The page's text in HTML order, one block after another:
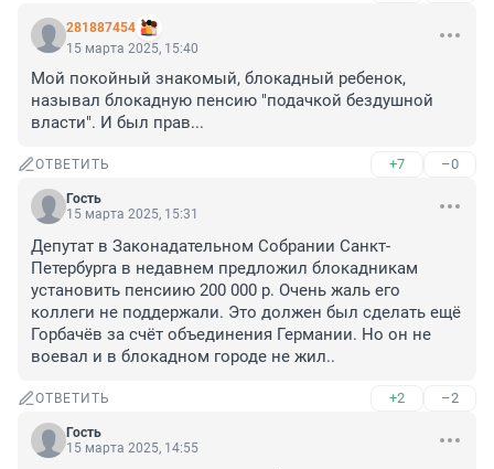
281887454
15 марта 2025, 15:40
Мой покойный знакомый, блокадный ребенок,
называл блокадную пенсию "подачкой бездушной
власти". И был прав...
ОТВЕТИТЬ +7 –0
Гость
15 марта 2025, 15:31
Депутат в Законадательном Собрании Санкт-
Петербурга в недавнем предложил блокадникам
установить пенсиию 200 000 р. Очень жаль его
коллеги не поддержали. Это должен был сделать ещё
Горбачёв за счёт объединения Германии. Но он не
воевал и в блокадном городе не жил..
ОТВЕТИТЬ +2 –2
Гость
15 марта 2025, 14:55